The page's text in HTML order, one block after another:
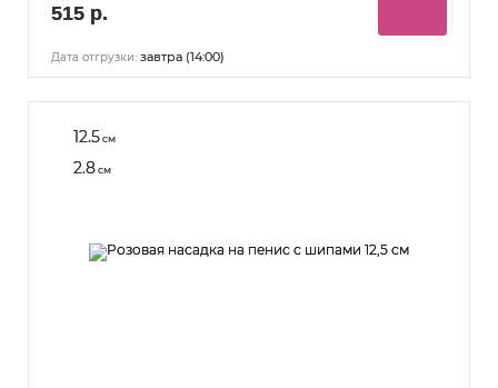
515 р.
Дата отгрузки: завтра (14:00)
12.5см
2.8см